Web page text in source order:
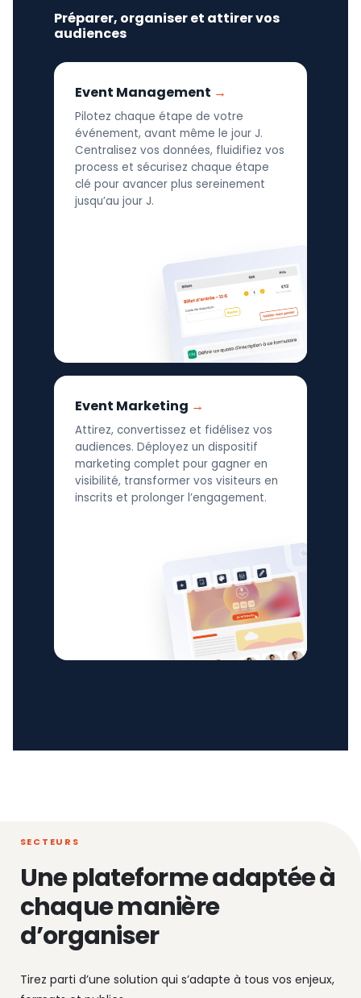
Préparer, organiser et attirer vos
audiences
Event Management
Pilotez chaque étape de votre
événement, avant même le jour J.
Centralisez vos données, fluidifiez vos
process et sécurisez chaque étape
clé pour avancer plus sereinement
jusqu’au jour J.
Event Marketing
Attirez, convertissez et fidélisez vos
audiences. Déployez un dispositif
marketing complet pour gagner en
visibilité, transformer vos visiteurs en
inscrits et prolonger l’engagement.
SECTEURS
Une plateforme adaptée à
chaque manière
d’organiser
Tirez parti d’une solution qui s’adapte à tous vos enjeux,